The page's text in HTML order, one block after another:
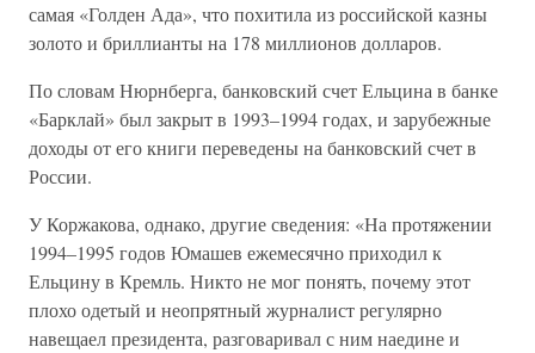
самая «Голден Ада», что похитила из российской казны
золото и бриллианты на 178 миллионов долларов.
По словам Нюрнберга, банковский счет Ельцина в банке
«Барклай» был закрыт в 1993–1994 годах, и зарубежные
доходы от его книги переведены на банковский счет в
России.
У Коржакова, однако, другие сведения: «На протяжении
1994–1995 годов Юмашев ежемесячно приходил к
Ельцину в Кремль. Никто не мог понять, почему этот
плохо одетый и неопрятный журналист регулярно
навещаел президента, разговаривал с ним наедине и